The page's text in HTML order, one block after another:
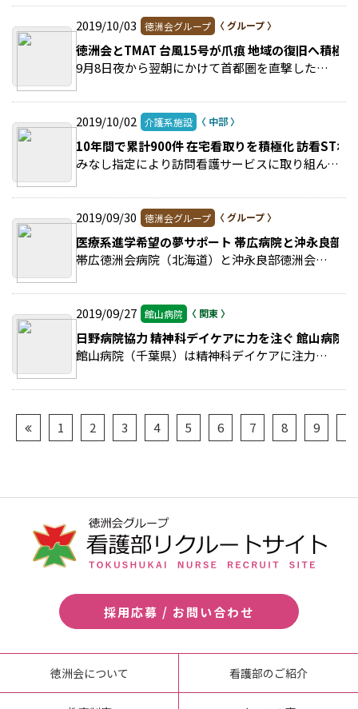
2019/10/03 徳洲会グループ
徳洲会とTMAT 台風15号が爪痕 地域の復旧へ積極
9月8日夜から翌朝にかけて首都圏を直撃した台風15号の影響で、関東地方では広域にわたり一部浸水被害や家屋など破損被害が起こった。 >>続きを読む
2019/10/02 介護系施設
10年間で累計900件 在宅看取りを積極化 訪看STわ
みなし指定により訪問看護サービスに取り組んできた榛原総合病院（静岡県）は4月、新たに開設した訪問看護ステーション（訪看ST）わかばに、訪問看護事業を移管。 >>続きを読む
2019/09/30 徳洲会グループ
医療系進学希望の夢サポート 帯広病院と沖永良部病
帯広徳洲会病院（北海道）と沖永良部徳洲会病院（鹿児島県）は、7月にそれぞれ医療系に進学を希望する地元の高校生にアドバイスを送った。 >>続きを読む
2019/09/27 館山病院
日野病院協力 精神科デイケアに力を注ぐ 館山病院
館山病院（千葉県）は精神科デイケアに注力している。精神科デイケアとは精神疾患の再発防止や社会復帰を目的に、運動や文化活動などを実施する日帰りのリハビリテーション。 >>続きを読む
1 2 3 4 5 6 7 8 9
採用応募 / お問い合わせ
徳洲会について 看護部のご紹介